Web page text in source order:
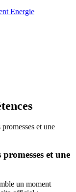
Energie
et une
et une
un moment